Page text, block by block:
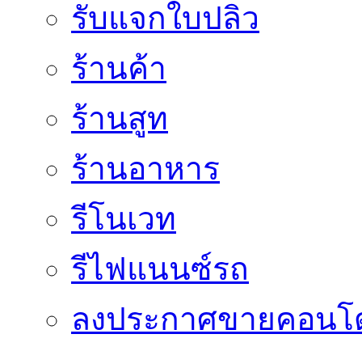
รับแจกใบปลิว
ร้านค้า
ร้านสูท
ร้านอาหาร
รีโนเวท
รีไฟแนนซ์รถ
ลงประกาศขายคอน